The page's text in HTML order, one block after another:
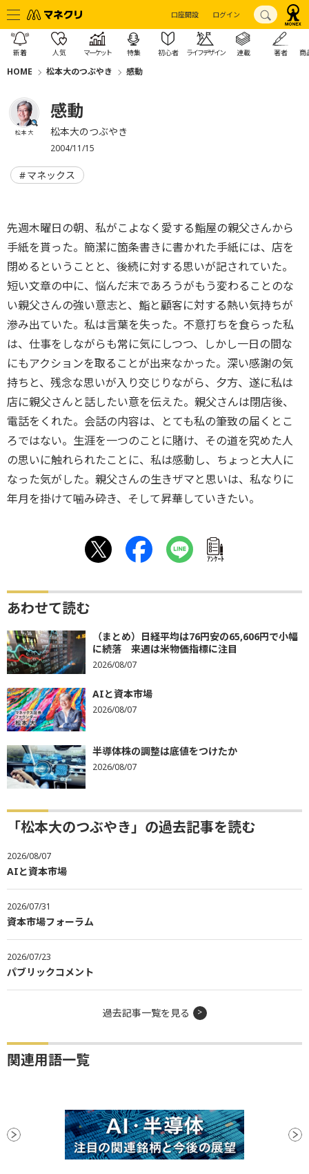
口座開設 ログイン
新着 人気 マーケット 特集 初心者 ライフデザイン 連載 著者 商
HOME 松本大のつぶやき 感動
松本 大
感動
松本大のつぶやき
2004/11/15
マネックス
先週木曜日の朝、私がこよなく愛する鮨屋の親父さんから
手紙を貰った。簡潔に箇条書きに書かれた手紙には、店を
閉めるということと、後続に対する思いが記されていた。
短い文章の中に、悩んだ末であろうがもう変わることのな
い親父さんの強い意志と、鮨と顧客に対する熱い気持ちが
滲み出ていた。私は言葉を失った。不意打ちを食らった私
は、仕事をしながらも常に気にしつつ、しかし一日の間な
にもアクションを取ることが出来なかった。深い感謝の気
持ちと、残念な思いが入り交じりながら、夕方、遂に私は
店に親父さんと話したい意を伝えた。親父さんは閉店後、
電話をくれた。会話の内容は、とても私の筆致の届くとこ
ろではない。生涯を一つのことに賭け、その道を究めた人
の思いに触れられたことに、私は感動し、ちょっと大人に
なった気がした。親父さんの生きザマと思いは、私なりに
年月を掛けて噛み砕き、そして昇華していきたい。
ｱﾝｹｰﾄ
あわせて読む
（まとめ）日経平均は76円安の65,606円で小幅
に続落 来週は米物価指標に注目
2026/08/07
AIと資本市場
2026/08/07
半導体株の調整は底値をつけたか
2026/08/07
「松本大のつぶやき」の過去記事を読む
2026/08/07
AIと資本市場
2026/07/31
資本市場フォーラム
2026/07/23
パブリックコメント
過去記事一覧を見る
関連用語一覧